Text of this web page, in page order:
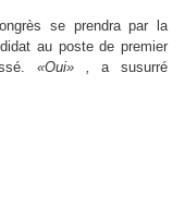
se prendra par la
au poste de premier
«Oui» ,
a susurré